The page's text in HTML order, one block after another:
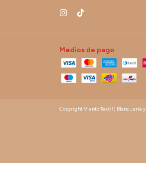
Medios de pago
Copyright Viento Textil | Blanquería y